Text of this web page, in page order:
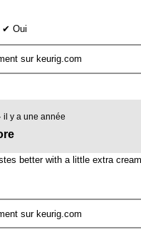
✔ Oui
sur keurig.com
· il y a une année
better with a little extra
sur keurig.com